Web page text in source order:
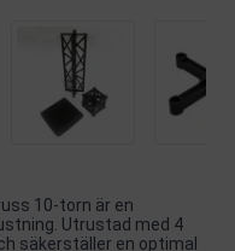
10-torn är en
Utrustad med 4
säkerställer en optimal